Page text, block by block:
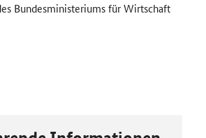
Bundesministeriums für Wirtschaft